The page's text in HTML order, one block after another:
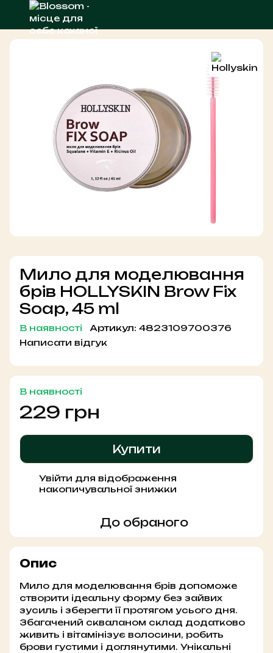
Мило для моделювання
брів HOLLYSKIN Brow Fix
Soap, 45 ml
В наявності Артикул: 4823109700376
Написати відгук
В наявності
229 грн
Купити
Увійти для відображення
накопичувальної знижки
До обраного
Опис
Мило для моделювання брів допоможе
створити ідеальну форму без зайвих
зусиль і зберегти її протягом усього дня.
Збагачений скваланом склад додатково
живить і вітамінізує волосини, робить
брови густими і доглянутими. Унікальні